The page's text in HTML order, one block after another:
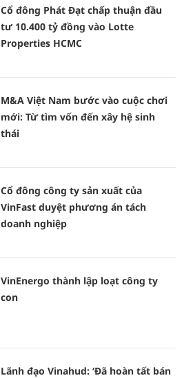
Cổ đông Phát Đạt chấp thuận đầu
tư 10.400 tỷ đồng vào Lotte
Properties HCMC
M&A Việt Nam bước vào cuộc chơi
mới: Từ tìm vốn đến xây hệ sinh
thái
Cổ đông công ty sản xuất của
VinFast duyệt phương án tách
doanh nghiệp
VinEnergo thành lập loạt công ty
con
Lãnh đạo Vinahud: ‘Đã hoàn tất bán